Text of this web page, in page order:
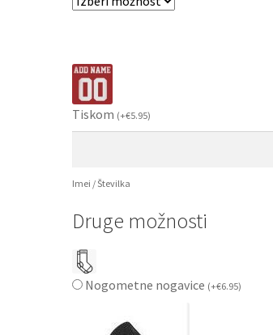
Tiskom (+€5.95)
Imei / Številka
Druge možnosti
Nogometne nogavice (+€6.95)